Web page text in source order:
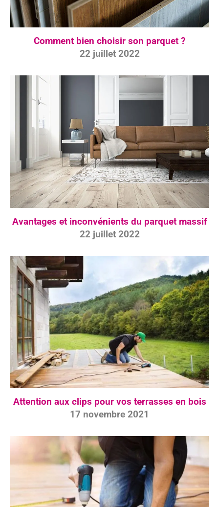
Comment bien choisir son parquet ?
22 juillet 2022
Avantages et inconvénients du parquet massif
22 juillet 2022
Attention aux clips pour vos terrasses en bois
17 novembre 2021